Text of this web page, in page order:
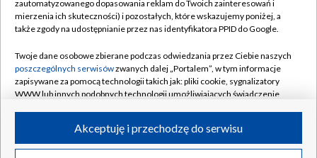
Naziemna Telewizja Cyfrowa
Rada Programowa
System NOS
Informacje o nadawcy
Program dla prasy
Pomoc
Kontakt
Kanały
©2026 Telewizja Polska S.A. w likwidacji
zautomatyzowanego dopasowania reklam do Twoich zainteresowań i
mierzenia ich skuteczności) i pozostałych, które wskazujemy poniżej, a
także zgody na udostępnianie przez nas identyfikatora PPID do Google.
Twoje dane osobowe zbierane podczas odwiedzania przez Ciebie naszych
poszczególnych serwisówzwanych dalej „Portalem”, w tym informacje
zapisywane za pomocą technologii takich jak: pliki cookie, sygnalizatory
WWW lub innych podobnych technologii umożliwiających świadczenie
ruchu w Internecie.Akceptuję i przechodzę do serwisu